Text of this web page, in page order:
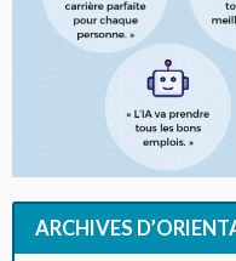
ARCHIVES